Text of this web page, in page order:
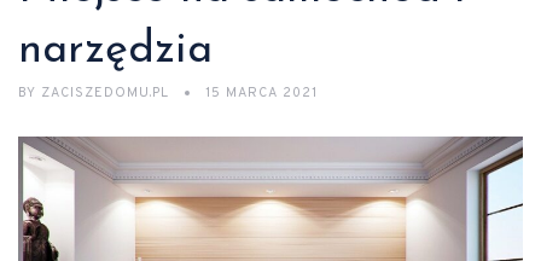
narzędzia
BY ZACISZEDOMU.PL 15 MARCA 2021